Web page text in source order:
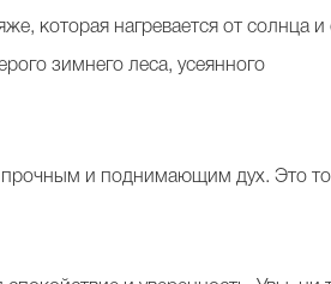
которая нагревается от солнца и
зимнего леса, усеянного
прочным и поднимающим дух. Это